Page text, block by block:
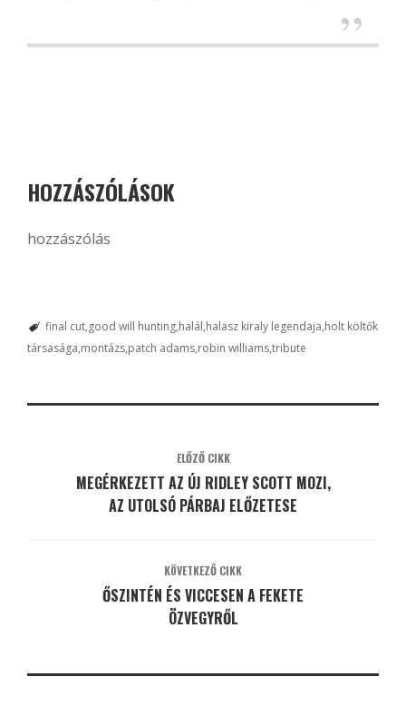
HOZZÁSZÓLÁSOK
hozzászólás
final cut good will hunting halál halasz kiraly legendaja holt költők
társasága montázs patch adams robin williamstribute
ELŐZŐ CIKK
MEGÉRKEZETT AZ ÚJ RIDLEY SCOTT MOZI,
AZ UTOLSÓ PÁRBAJ ELŐZETESE
KÖVETKEZŐ CIKK
ŐSZINTÉN ÉS VICCESEN A FEKETE
ÖZVEGYRŐL